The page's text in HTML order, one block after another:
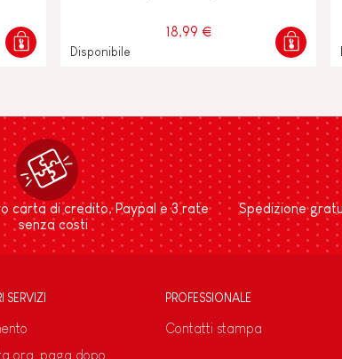
18,99 €
Disponibile
carta di credito, Paypal e 3 rate
senza costi
Spedizione
SERVIZI
ora, paga dopo
PROFESSIONALE
Contatti stampa